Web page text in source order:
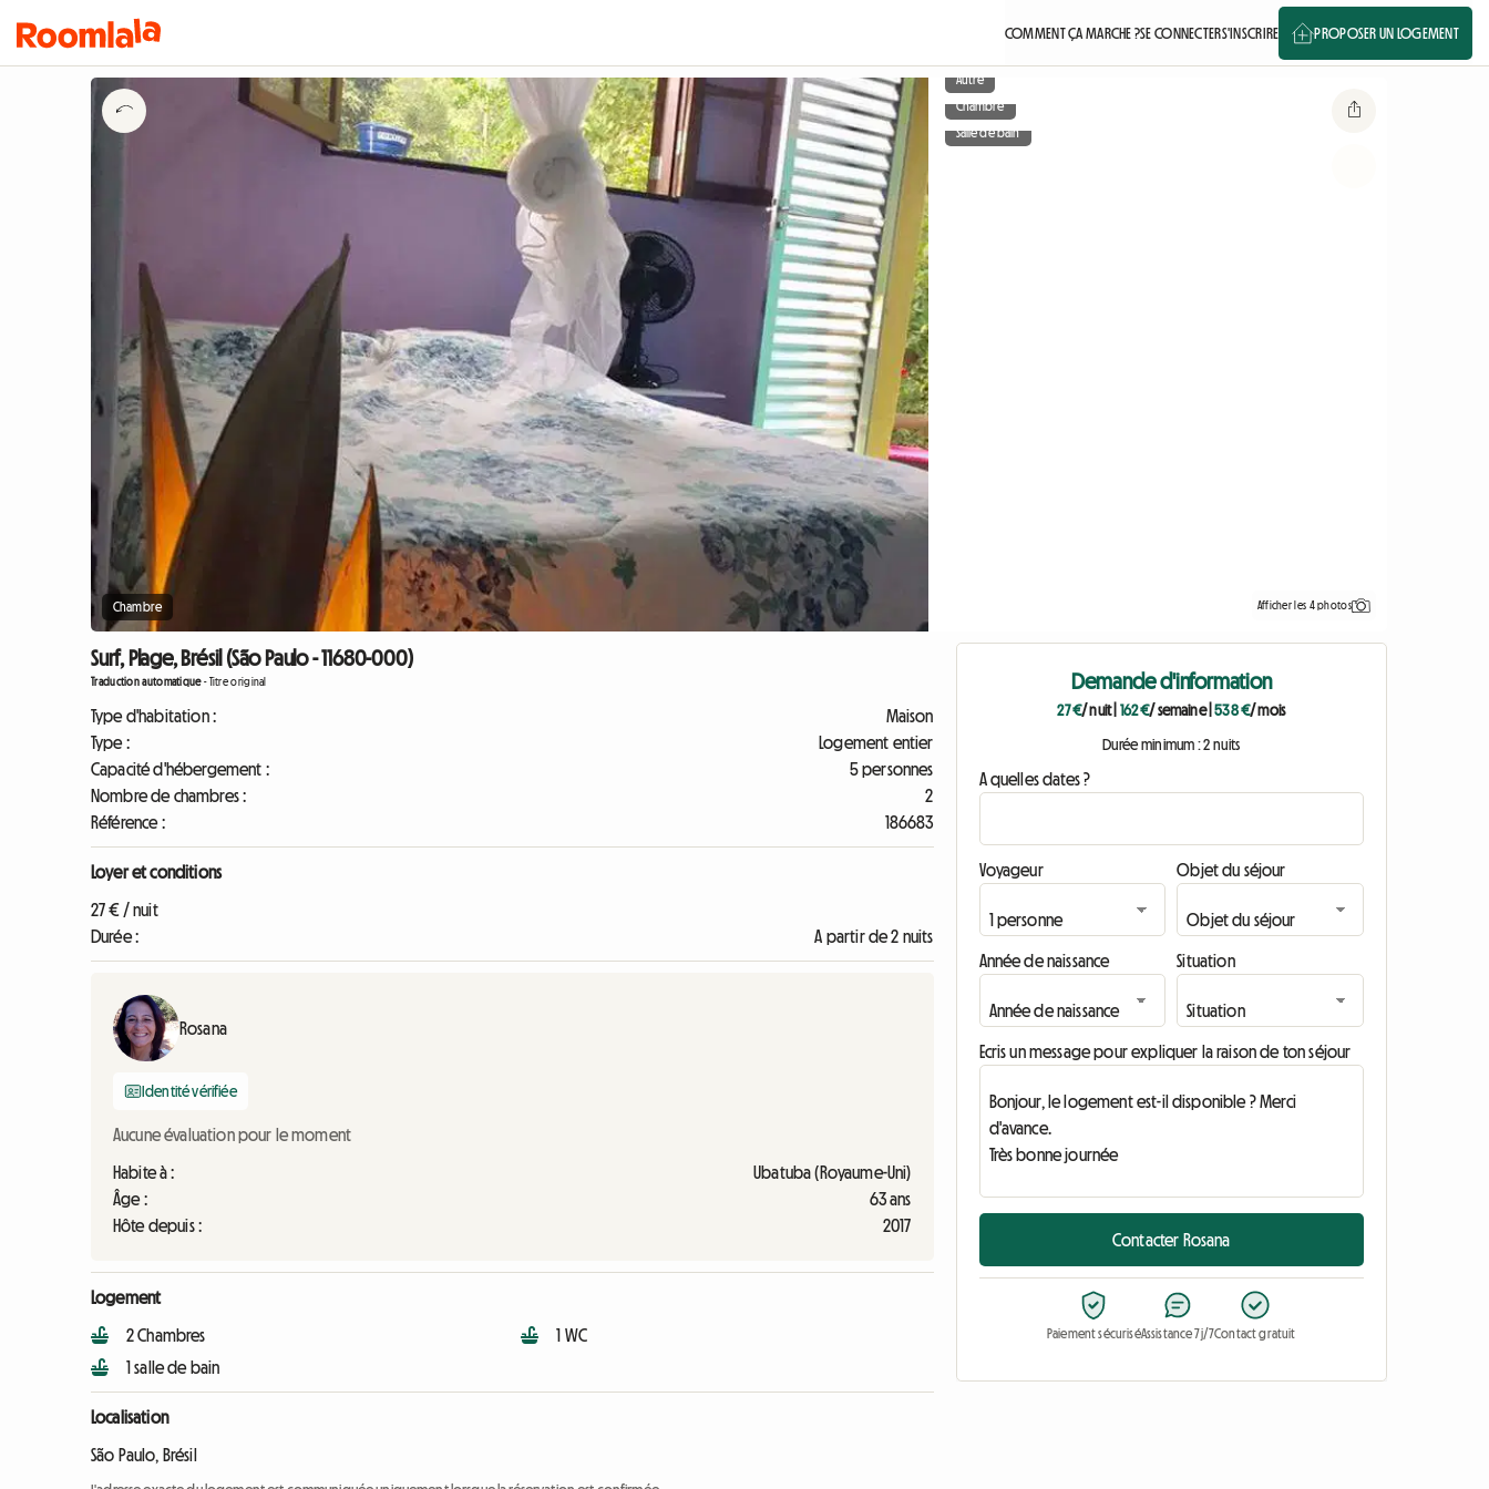
COMMENT ÇA MARCHE ?SE CONNECTERS'INSCRIRE PROPOSER UN LOGEMENT
Chambre
Autre
Chambre
Salle de bain
Afficher les 4 photos
Surf, Plage, Brésil (São Paulo - 11680-000)
Traduction automatique-Titre original
Type d'habitation :
Maison
Type :
Logement entier
Capacité d'hébergement :
5 personnes
Nombre de chambres :
2
Référence :
186683
Loyer et conditions
27 € / nuit
Durée :
A partir de 2 nuits
Rosana
Identité vérifiée
Aucune évaluation pour le moment
Habite à :
Ubatuba (Royaume-Uni)
Âge :
63 ans
Hôte depuis :
2017
Logement
2 Chambres
1 salle de bain
1 WC
Localisation
São Paulo, Brésil
Demande d'information
27 €/ nuit| 162 €/ semaine|538 €/ mois
Durée minimum : 2 nuits
A quelles dates ?
Voyageur Objet du séjour
Année de naissance Situation
Ecris un message pour expliquer la raison de ton séjour
Contacter Rosana
Paiement sécuriséAssistance 7j/7Contact gratuit